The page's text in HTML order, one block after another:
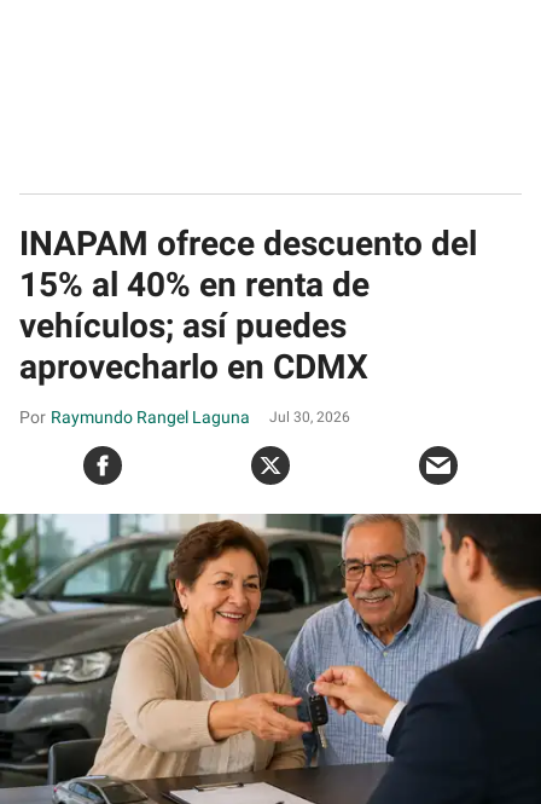
INAPAM ofrece descuento del
15% al 40% en renta de
vehículos; así puedes
aprovecharlo en CDMX
Raymundo Rangel Laguna Jul 30, 2026